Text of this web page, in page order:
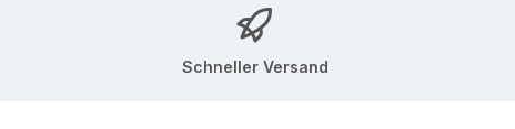
Schneller Versand